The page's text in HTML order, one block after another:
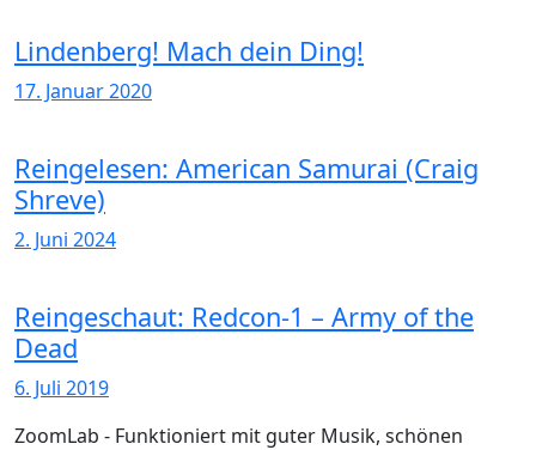
Lindenberg! Mach dein Ding!
17. Januar 2020
Reingelesen: American Samurai (Craig
Shreve)
2. Juni 2024
Reingeschaut: Redcon-1 – Army of the
Dead
6. Juli 2019
ZoomLab - Funktioniert mit guter Musik, schönen